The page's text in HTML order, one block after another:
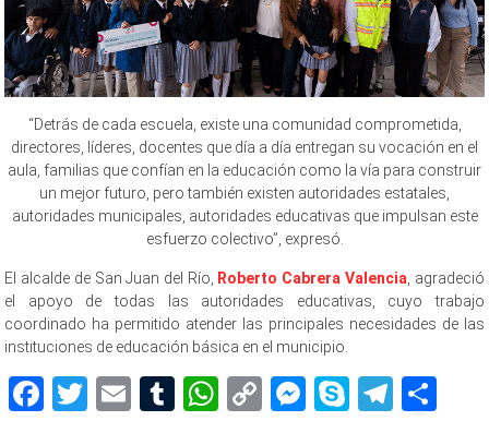
“Detrás de cada escuela, existe una comunidad comprometida,
directores, líderes, docentes que día a día entregan su vocación en el
aula, familias que confían en la educación como la vía para construir
un mejor futuro, pero también existen autoridades estatales,
autoridades municipales, autoridades educativas que impulsan este
esfuerzo colectivo”, expresó.
El alcalde de San Juan del Río, Roberto Cabrera Valencia , agradeció
el apoyo de todas las autoridades educativas, cuyo trabajo
coordinado ha permitido atender las principales necesidades de las
instituciones de educación básica en el municipio.
Facebook
Twitter
EmailTumblr
WhatsApp
CopyMessenger
Skype